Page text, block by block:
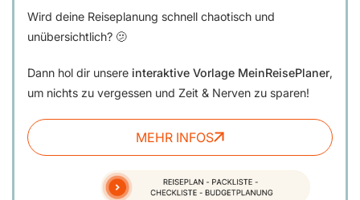
Wird deine Reiseplanung schnell chaotisch und
unübersichtlich? 🫤
Dann hol dir unsere interaktive Vorlage MeinReisePlaner,
um nichts zu vergessen und Zeit & Nerven zu sparen!
MEHR INFOS